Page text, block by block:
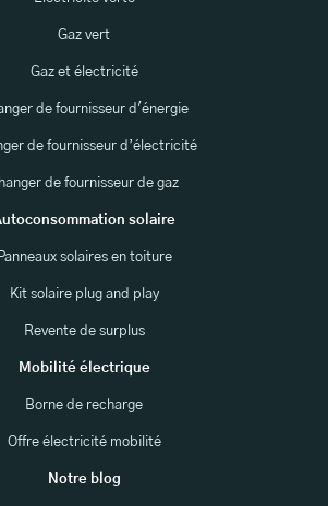
Gaz vert
Gaz et électricité
de fournisseur d'énergie
de fournisseur d’électricité
de fournisseur de gaz
solaire
Panneaux solaires en toiture
Kit solaire plug and play
Revente de surplus
Mobilité électrique
Borne de recharge
Offre électricité mobilité
Notre blog